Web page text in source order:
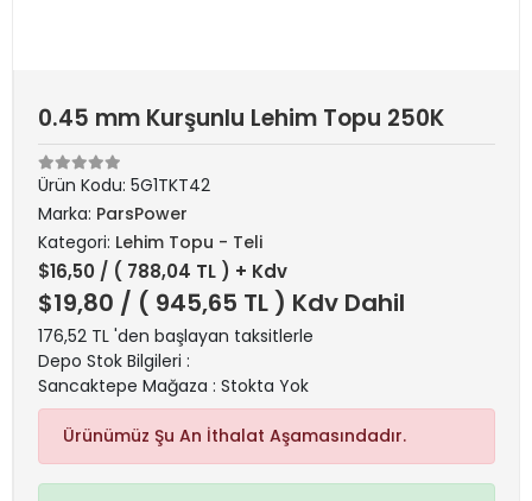
0.45 mm Kurşunlu Lehim Topu 250K
Ürün Kodu: 5G1TKT42
Marka: ParsPower
Kategori: Lehim Topu - Teli
$16,50 / ( 788,04 TL ) + Kdv
$19,80 / ( 945,65 TL ) Kdv Dahil
176,52 TL 'den başlayan taksitlerle
Depo Stok Bilgileri :
Sancaktepe Mağaza : Stokta Yok
Ürünümüz Şu An İthalat Aşamasındadır.